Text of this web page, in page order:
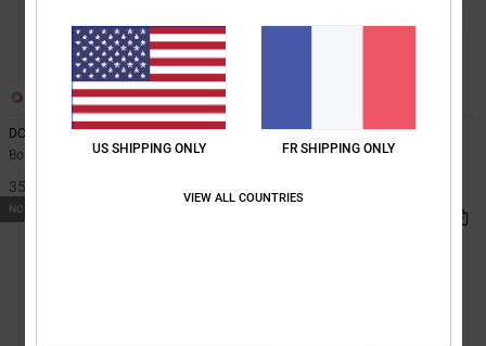
DC Hymal
Bonnet Multi Unisexe
35,00 €
Two Thread
Bonnet Rouge Unisexe
NOUVEAUTÉ
US SHIPPING ONLY FR SHIPPING ONLY
VIEW ALL COUNTRIES